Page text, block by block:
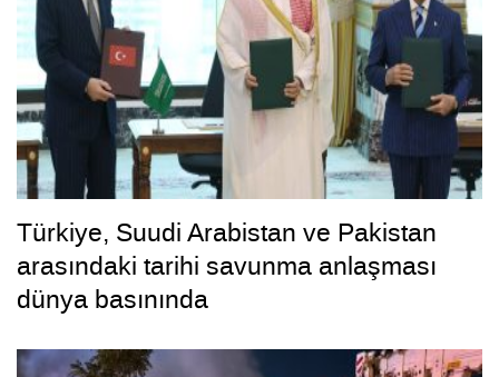
Türkiye, Suudi Arabistan ve Pakistan
arasındaki tarihi savunma anlaşması
dünya basınında